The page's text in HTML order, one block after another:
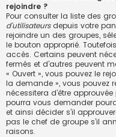
rejoindre ?
Pour consulter la liste des
d’utilisateursdepuis votre
rejoindre un des groupes,
le bouton approprié.
accès. Certains peuvent
fermés et d’autres peuvent
« Ouvert », vous pouvez le
la demande », vous pouvez
nécessitera d’être
pourra vous demander
et ainsi décider s’il
pas le chef de groupe s’il
raisons.